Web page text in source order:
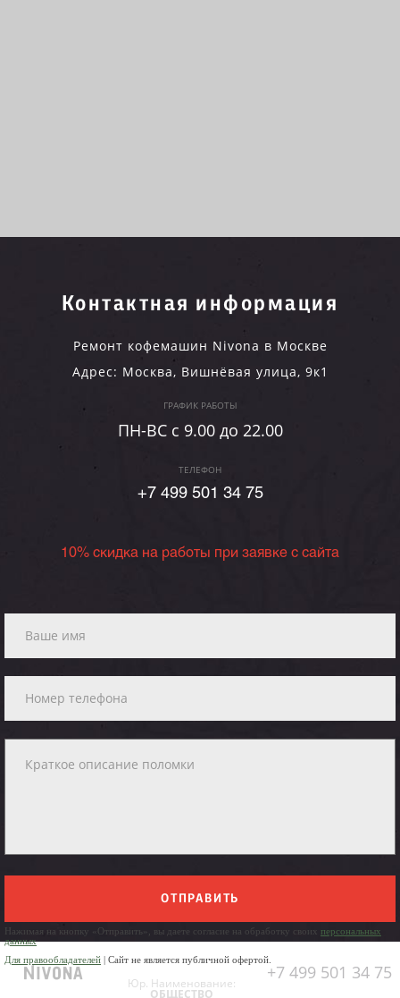
Контактная информация
Ремонт кофемашин Nivona в Москве
Адрес: Москва, Вишнёвая улица, 9к1
ГРАФИК РАБОТЫ
ПН-ВC c 9.00 до 22.00
ТЕЛЕФОН
+7 499 501 34 75
10% скидка на работы при заявке с сайта
ОТПРАВИТЬ
Нажимая на кнопку «Отправить», вы даете согласие на обработку своих персональных
данных
Для правообладателей | Сайт не является публичной офертой.
+7 499 501 34 75
Юр. Наименование:
ОБЩЕСТВО